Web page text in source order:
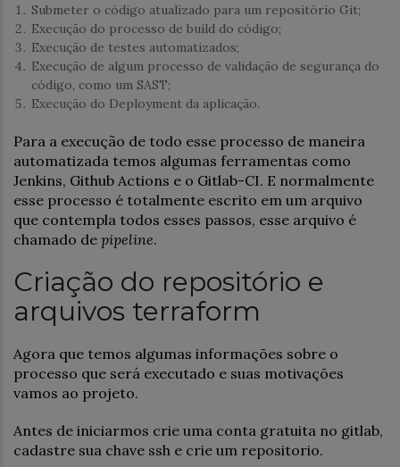
Submeter o código atualizado para um repositório Git;
Execução do processo de build do código;
Execução de testes automatizados;
Execução de algum processo de validação de segurança do
código, como um SAST;
Execução do Deployment da aplicação.
Para a execução de todo esse processo de maneira
automatizada temos algumas ferramentas como
Jenkins, Github Actions e o Gitlab-CI. E normalmente
esse processo é totalmente escrito em um arquivo
que contempla todos esses passos, esse arquivo é
chamado de pipeline.
Criação do repositório e
arquivos terraform
Agora que temos algumas informações sobre o
processo que será executado e suas motivações
vamos ao projeto.
Antes de iniciarmos crie uma conta gratuita no gitlab,
cadastre sua chave ssh e crie um repositorio.